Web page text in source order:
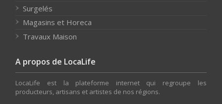
Surgelés
Magasins et Horeca
Travaux Maison
A propos de LocaLife
LocaLife est la plateforme internet qui regroupe les
producteurs, artisans et artistes de nos régions.